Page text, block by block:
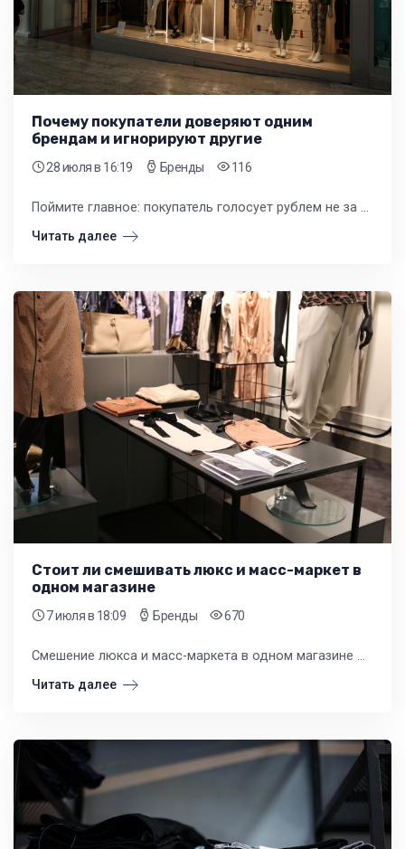
Почему покупатели доверяют одним
брендам и игнорируют другие
28 июляв 16:19 Бренды 116
Поймите главное: покупатель голосует рублем не за логотип, а за ощущение безопасности и предсказуемости. Он хочет знать, что, отдав свои деньги, получит именно то, что ожидает, и даже немного больше.
Читать далее
Стоит ли смешивать люкс и масс-маркет в
одном магазине
7 июляв 18:09 Бренды 670
Смешение люкса и масс-маркета в одном магазине — это игра с огнем, которая может обжечь даже опытного предпринимателя. Главный риск — размыть позиционирование и потерять лояльность обеих аудиторий.
Читать далее